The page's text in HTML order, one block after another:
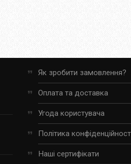
Як зробити замовлення?
Оплата та доставка
Угода користувача
Політика
Наші сертифікати